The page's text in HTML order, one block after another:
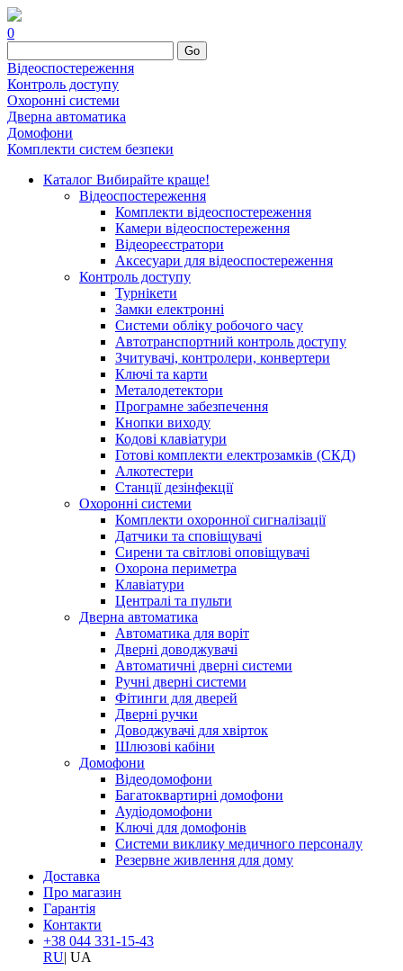
0
Go
Відеоспостереження
Контроль доступу
Охоронні системи
Дверна автоматика
Домофони
Комплекти систем безпеки
Каталог Вибирайте краще!
Відеоспостереження
Комплекти відеоспостереження
Камери відеоспостереження
Відеореєстратори
Аксесуари для відеоспостереження
Контроль доступу
Турнікети
Замки електронні
Системи обліку робочого часу
Автотранспортний контроль доступу
Зчитувачі, контролери, конвертери
Ключі та карти
Металодетектори
Програмне забезпечення
Кнопки виходу
Кодові клавіатури
Готові комплекти електрозамків (СКД)
Алкотестери
Станції дезінфекції
Охоронні системи
Комплекти охоронної сигналізації
Датчики та сповіщувачі
Сирени та світлові оповіщувачі
Охорона периметра
Клавіатури
Централі та пульти
Дверна автоматика
Автоматика для воріт
Дверні доводжувачі
Автоматичні дверні системи
Ручні дверні системи
Фітинги для дверей
Дверні ручки
Доводжувачі для хвірток
Шлюзові кабіни
Домофони
Відеодомофони
Багатоквартирні домофони
Аудіодомофони
Ключі для домофонів
Системи виклику медичного персоналу
Резервне живлення для дому
Доставка
Про магазин
Гарантія
Контакти
+38 044 331-15-43
RU| UA